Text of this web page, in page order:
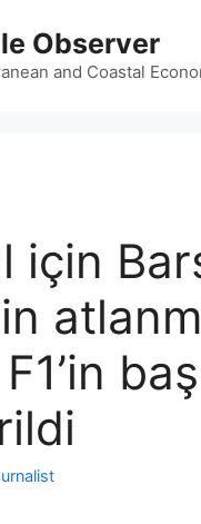
Observer
and Coastal
için